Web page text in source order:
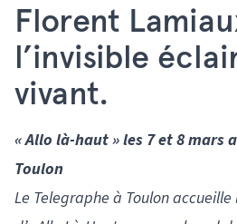
Florent
l’invisible
vivant.
« Allo là-haut » les 7 et 8 mars
Toulon
Le Telegraphe à Toulon